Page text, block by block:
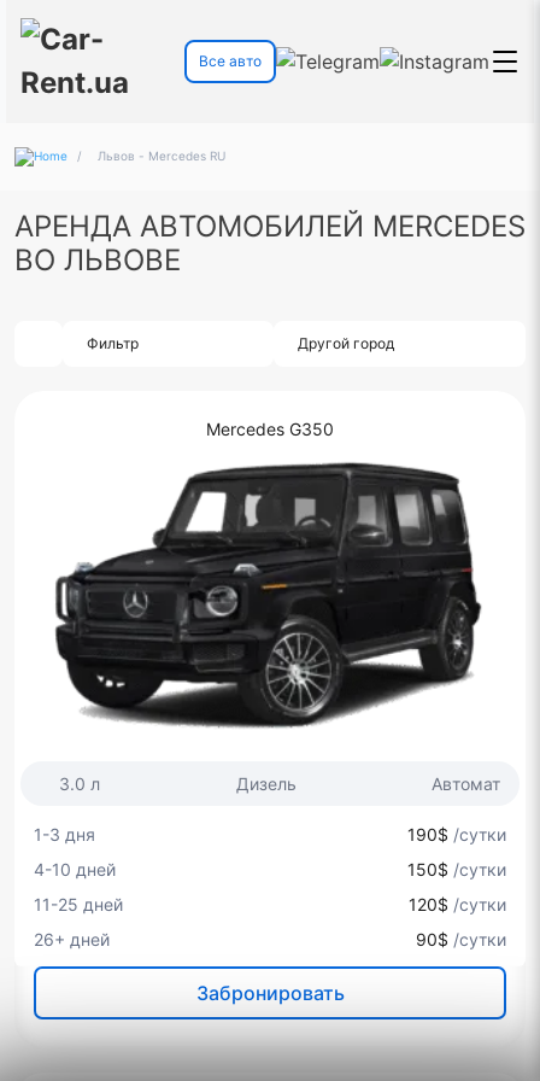
Все авто
/ Львов - Mercedes RU
АРЕНДА АВТОМОБИЛЕЙ MERCEDES
ВО ЛЬВОВЕ
Фильтр Другой город
Mercedes G350
3.0 л Дизель Автомат
1-3 дня 190$ /сутки
4-10 дней
150$ /сутки
11-25 дней
120$ /сутки
26+ дней
90$ /сутки
Забронировать